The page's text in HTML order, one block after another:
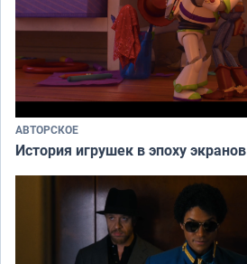
АВТОРСКОЕ
История игрушек в эпоху экранов